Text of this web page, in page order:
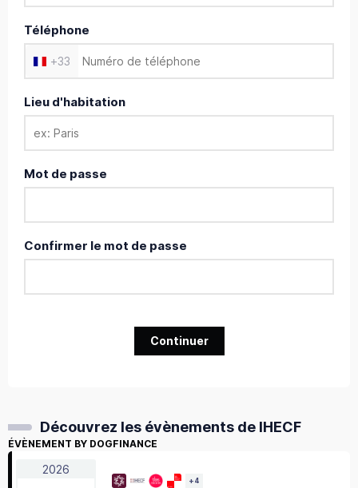
Téléphone
+33
Lieu d'habitation
Mot de passe
Confirmer le mot de passe
Continuer
Découvrez les évènements de IHECF
ÉVÈNEMENT BY DOGFINANCE
2026
+4